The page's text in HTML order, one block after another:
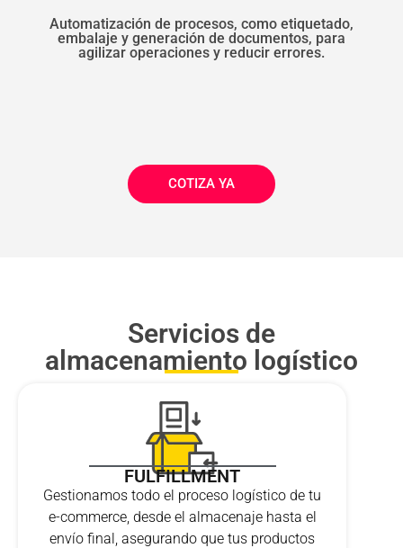
Automatización de procesos, como etiquetado,
embalaje y generación de documentos, para
agilizar operaciones y reducir errores.
COTIZA YA
Servicios de
almacenamiento logístico
FULFILLMENT
Gestionamos todo el proceso logístico de tu
e-commerce, desde el almacenaje hasta el
envío final, asegurando que tus productos